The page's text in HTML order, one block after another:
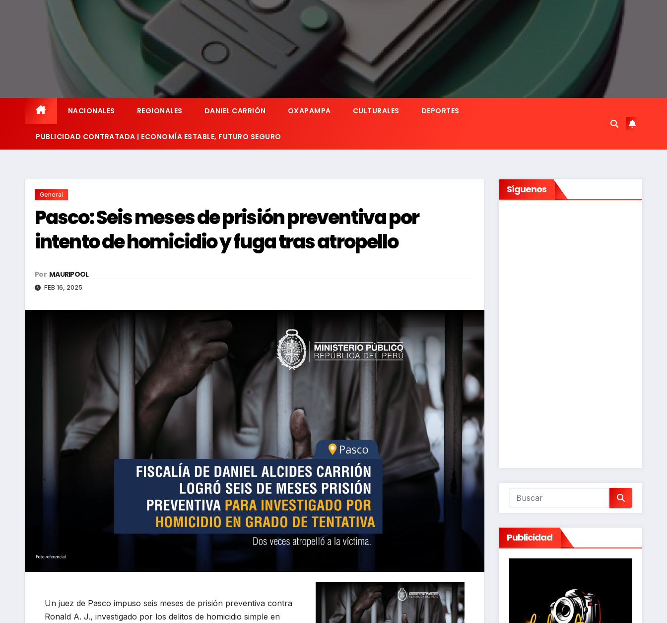
NACIONALES REGIONALES DANIEL CARRIÓN OXAPAMPA CULTURALES DEPORTES
PUBLICIDAD CONTRATADA | ECONOMÍA ESTABLE, FUTURO SEGURO
General
Pasco: Seis meses de prisión preventiva por
intento de homicidio y fuga tras atropello
Por MAURIPOOL
FEB 16, 2025
Un juez de Pasco impuso seis meses de prisión preventiva contra
Ronald A. J., investigado por los delitos de homicidio simple en
Síguenos
Publicidad